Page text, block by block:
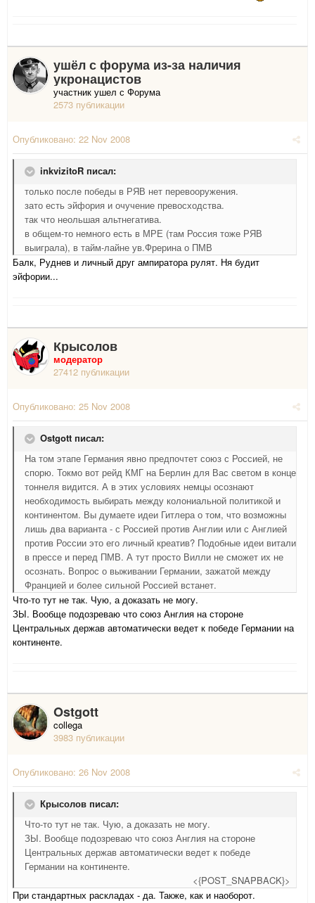
ушёл с форума из-за наличия
укронацистов
участник ушел с Форума
2573 публикации
Опубликовано: 22 Nov 2008
inkvizitoR писал:
только после победы в РЯВ нет перевооружения.
зато есть эйфория и очучение превосходства.
так что неольшая альтнегатива.
в общем-то немного есть в МРЕ (там Россия тоже РЯВ
выиграла), в тайм-лайне ув.Фрерина о ПМВ
Балк, Руднев и личный друг ампиратора рулят. Ня будит
эйфории...
Крысолов
модератор
27412 публикации
Опубликовано: 25 Nov 2008
Ostgott писал:
На том этапе Германия явно предпочтет союз с Россией, не
спорю. Токмо вот рейд КМГ на Берлин для Вас светом в конце
тоннеля видится. А в этих условиях немцы осознают
необходимость выбирать между колониальной политикой и
континентом. Вы думаете идеи Гитлера о том, что возможны
лишь два варианта - с Россией против Англии или с Англией
против России это его личный креатив? Подобные идеи витали
в прессе и перед ПМВ. А тут просто Вилли не сможет их не
осознать. Вопрос о выживании Германии, зажатой между
Францией и более сильной Россией встанет.
Что-то тут не так. Чую, а доказать не могу.
ЗЫ. Вообще подозреваю что союз Англия на стороне
Центральных держав автоматически ведет к победе Германии на
континенте.
Ostgott
collega
3983 публикации
Опубликовано: 26 Nov 2008
Крысолов писал:
Что-то тут не так. Чую, а доказать не могу.
ЗЫ. Вообще подозреваю что союз Англия на стороне
Центральных держав автоматически ведет к победе
Германии на континенте.
<{POST_SNAPBACK}>
При стандартных раскладах - да. Также, как и наоборот.